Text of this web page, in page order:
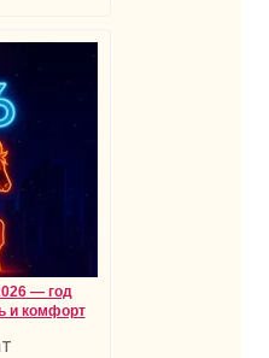
— год
и комфорт